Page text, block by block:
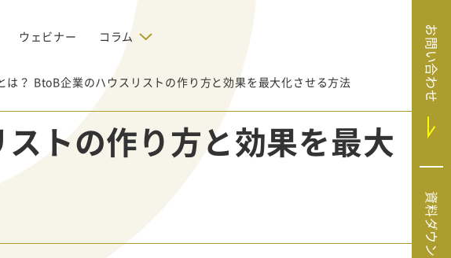
デジタルテクノロジー
SaaS導入
BIZUTTO経費
MRC（マーケラ
ー）
システムエンジニア
リング
ンターネット広告で狙った
営業力を強化したい
を削減したい（中小企業
する「飛び込み営業」や
最大化するBtoBデジタ
ング：成功企業のリア
ウェビナー コラム
は？ BtoB企業のハウスリストの作り方と効果を最大化させる方法
トの作り方と効果を最大
お問い合わせ